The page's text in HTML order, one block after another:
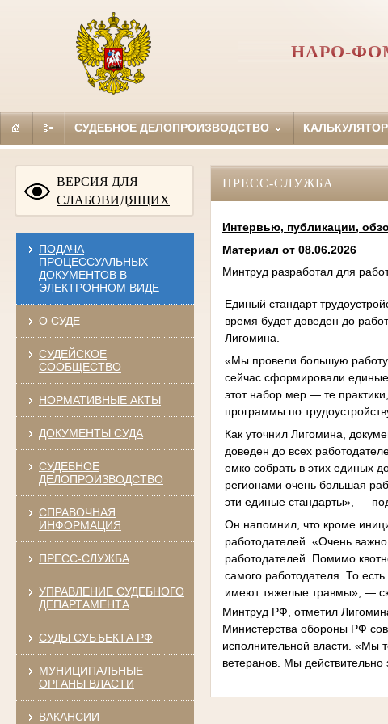
НАРО-
СУДЕБНОЕ ДЕЛОПРОИЗВОДСТВО
ВЕРСИЯ ДЛЯ
СЛАБОВИДЯЩИХ
ПОДАЧА
ПРОЦЕССУАЛЬНЫХ
ДОКУМЕНТОВ В
ЭЛЕКТРОННОМ ВИДЕ
О СУДЕ
СУДЕЙСКОЕ
СООБЩЕСТВО
НОРМАТИВНЫЕ АКТЫ
ДОКУМЕНТЫ СУДА
СУДЕБНОЕ
ДЕЛОПРОИЗВОДСТВО
СПРАВОЧНАЯ
ИНФОРМАЦИЯ
ПРЕСС-СЛУЖБА
УПРАВЛЕНИЕ СУДЕБНОГО
ДЕПАРТАМЕНТА
СУДЫ СУБЪЕКТА РФ
МУНИЦИПАЛЬНЫЕ
ОРГАНЫ ВЛАСТИ
ВАКАНСИИ
ПРЕСС-СЛУЖБА
Интервью, публикации,
Материал от 08.06.2026
Минтруд разработал для
Единый стандарт
время будет доведен до
Лигомина.
«Мы провели большую работу
сейчас сформировали
этот набор мер — те
программы по
Как уточнил Лигомина,
доведен до всех
емко собрать в этих единых
регионами очень большая
эти единые стандарты», —
Он напомнил, что кроме
работодателей. «Очень
работодателей. Помимо
самого работодателя. То
имеют тяжелые травмы», —
Минтруд РФ, отметил
Министерства обороны РФ
исполнительной власти. «Мы
ветеранов. Мы